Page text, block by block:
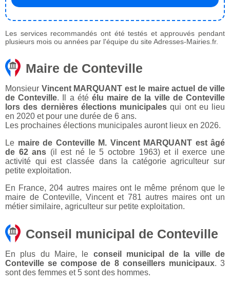
Les services recommandés ont été testés et approuvés pendant
plusieurs mois ou années par l'équipe du site Adresses-Mairies.fr.
Maire de Conteville
Monsieur Vincent MARQUANT est le maire actuel de ville
de Conteville. Il a été élu maire de la ville de Conteville
lors des dernières élections municipales qui ont eu lieu
en 2020 et pour une durée de 6 ans.
Les prochaines élections municipales auront lieux en 2026.
Le maire de Conteville M. Vincent MARQUANT est âgé
de 62 ans (il est né le 5 octobre 1963) et il exerce une
activité qui est classée dans la catégorie agriculteur sur
petite exploitation.
En France, 204 autres maires ont le même prénom que le
maire de Conteville, Vincent et 781 autres maires ont un
métier similaire, agriculteur sur petite exploitation.
Conseil municipal de Conteville
En plus du Maire, le conseil municipal de la ville de
Conteville se compose de 8 conseillers municipaux. 3
sont des femmes et 5 sont des hommes.